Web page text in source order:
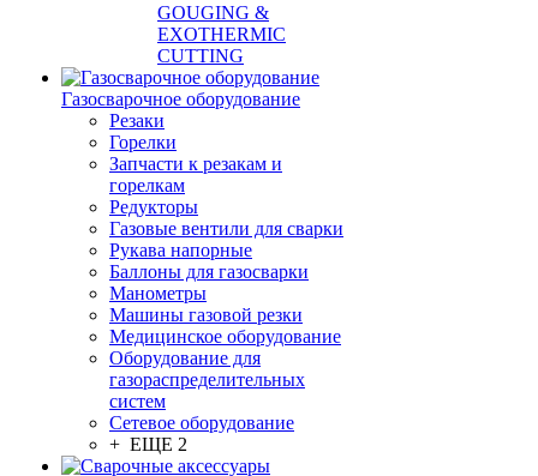
GOUGING &
EXOTHERMIC
CUTTING
Газосварочное оборудование
Резаки
Горелки
Запчасти к резакам и
горелкам
Редукторы
Газовые вентили для сварки
Рукава напорные
Баллоны для газосварки
Манометры
Машины газовой резки
Медицинское оборудование
Оборудование для
газораспределительных
систем
Сетевое оборудование
+ ЕЩЕ 2